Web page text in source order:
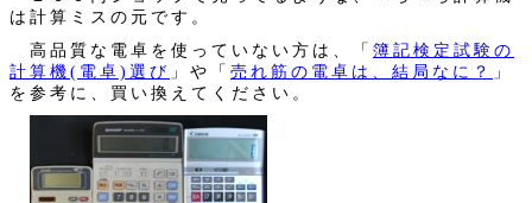
は計算ミスの元です。
高品質な電卓を使っていない方は、「 簿記検定試験の
計算機(電卓)選び 」や「 売れ筋の電卓は、結局なに？
」
を参考に、買い換えてください。